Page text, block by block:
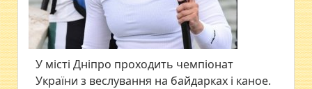
У місті Дніпро проходить чемпіонат
України з веслування на байдарках і каное.